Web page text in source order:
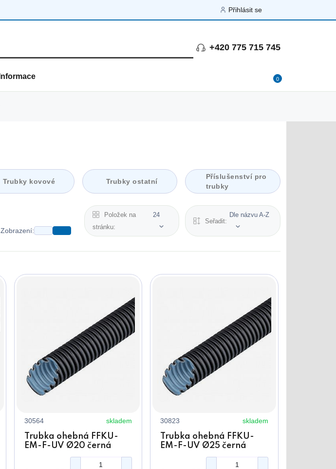
Přihlásit se
+420 775 715 745
Informace 0
Trubky kovové Trubky ostatní
Příslušenství pro
trubky
Zobrazení:
Položek na
stránku:
24
Seřadit:
Dle názvu A-Z
30564 skladem
Trubka ohebná FFKU-
EM-F-UV Ø20 černá
30823 skladem
Trubka ohebná FFKU-
EM-F-UV Ø25 černá